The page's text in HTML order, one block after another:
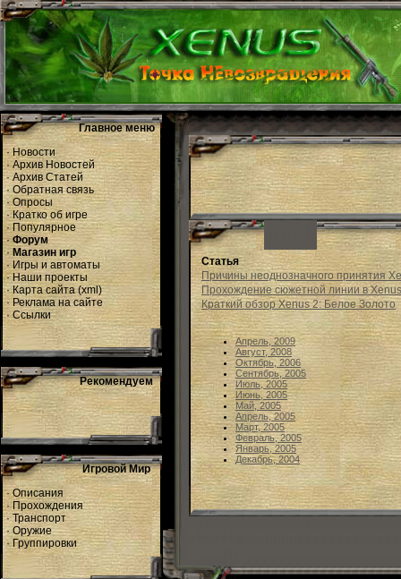
Главное меню
·Новости
·Архив Новостей
·Архив Статей
·Обратная связь
·Опросы
·Кратко об игре
· Популярное
· Форум
·Магазин игр
· Игры и автоматы
·Наши проекты
·Карта сайта(xml )
·Реклама на сайте
·Ссылки
Рекомендуем
Игровой Мир
·Описания
·Прохождения
·Транспорт
·Оружие
·Группировки
Статья
Причины неоднозначного принятия
Прохождение сюжетной линии в
Краткий обзор Xenus 2: Белое Золото
Апрель, 2009
Август, 2008
Октябрь, 2006
Сентябрь, 2005
Июль, 2005
Июнь, 2005
Май, 2005
Апрель, 2005
Март, 2005
Февраль, 2005
Январь, 2005
Декабрь, 2004